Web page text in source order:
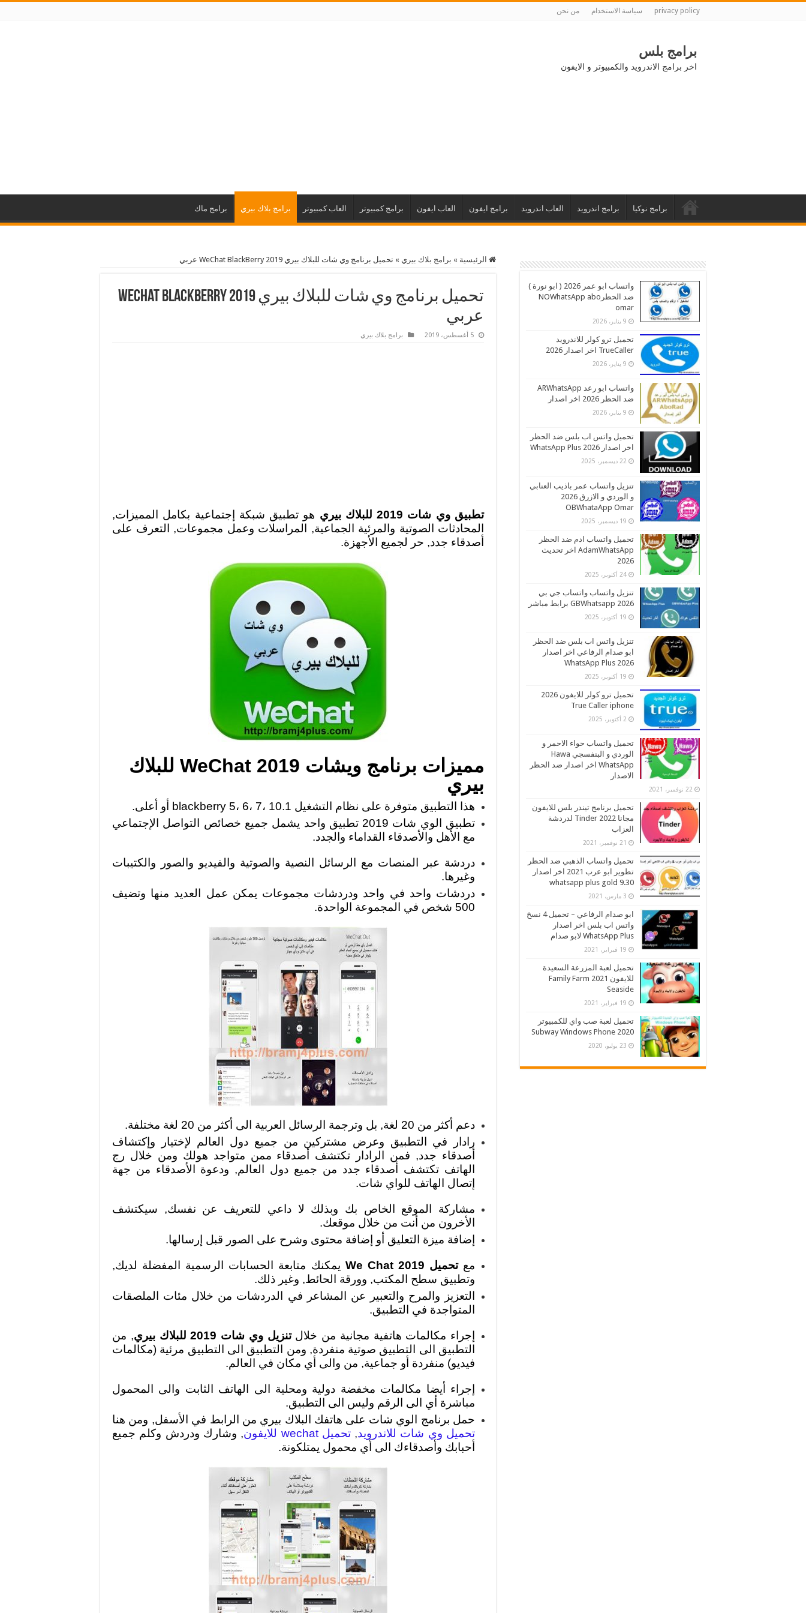
privacy policy سياسة الاستخدام من نحن
برامج بلس
اخر برامج الاندرويد والكمبيوتر و الايفون
برامج نوكيا برامج اندرويد العاب اندرويد برامج ايفون العاب ايفون برامج كمبيوتر العاب كمبيوتر برامج بلاك بيري برامج ماك
الرئيسية » برامج بلاك بيري » تحميل برنامج وي شات للبلاك بيري 2019 WeChat BlackBerry عربي
تحميل برنامج وي شات للبلاك بيري 2019 WeChat BlackBerry
عربي
5 أغسطس، 2019 برامج بلاك بيري
تطبيق وي شات 2019 للبلاك بيري
هو تطبيق شبكة إجتماعية بكامل المميزات,
المحادثات الصوتية والمرئية الجماعية, المراسلات وعمل مجموعات, التعرف على
أصدقاء جدد, حر لجميع الأجهزة.
مميزات برنامج ويشات WeChat 2019 للبلاك
بيري
هذا التطبيق متوفرة على نظام التشغيل blackberry 5، 6، 7، 10.1 أو أعلى.
تطبيق الوي شات 2019 تطبيق واحد يشمل جميع خصائص التواصل الإجتماعي
مع الأهل والأصدقاء القداماء والجدد.
دردشة عبر المنصات مع الرسائل النصية والصوتية والفيديو والصور والكتيبات
وغيرها.
دردشات واحد في واحد ودردشات مجموعات يمكن عمل العديد منها وتضيف
500 شخص في المجموعة الواحدة.
دعم أكثر من 20 لغة, بل وترجمة الرسائل العربية الى أكثر من 20 لغة مختلفة.
رادار في التطبيق وعرض مشتركين من جميع دول العالم لإختيار وإكتشاف
أصدقاء جدد, فمن الرادار تكتشف أصدقاء ممن متواجد هولك ومن خلال رج
الهاتف تكتشف أصدقاء جدد من جميع دول العالم, ودعوة الأصدقاء من جهة
إتصال الهاتف للواي شات.
مشاركة الموقع الخاص بك وبذلك لا داعي للتعريف عن نفسك, سيكتشف
الأخرون من أنت من خلال موقعك.
إضافة ميزة التعليق أو إضافة محتوى وشرح على الصور قبل إرسالها.
معتحميل We Chat 2019
يمكنك متابعة الحسابات الرسمية المفضلة لديك,
وتطبيق سطح المكتب, وورقة الحائط, وغير ذلك.
التعزيز والمرح والتعبير عن المشاعر في الدردشات من خلال مئات الملصقات
المتواجدة في التطبيق.
إجراء مكالمات هاتفية مجانية من خلالتنزيل وي شات 2019 للبلاك بيري
, من
التطبيق الى التطبيق صوتية منفردة, ومن التطبيق الى التطبيق مرئية (مكالمات
فيديو) منفردة أو جماعية, من والى أي مكان في العالم.
إجراء أيضا مكالمات مخفضة دولية ومحلية الى الهاتف الثابت والى المحمول
مباشرة أي الى الرقم وليس الى التطبيق.
حمل برنامج الوي شات على هاتفك البلاك بيري من الرابط في الأسفل, ومن هنا
تحميل وي شات للاندرويد,تحميل wechat للايفون
, وشارك ودردش وكلم جميع
أحبابك وأصدقاءك الى أي محمول يمتلكونة.
واتساب ابو عمر 2026 ( ابو نورة )
ضد الحظرNOWhatsApp abo
omar
9 يناير، 2026
تحميل ترو كولر للاندرويد
TrueCaller اخر اصدار 2026
9 يناير، 2026
واتساب ابو رعد ARWhatsApp
ضد الحظر 2026 اخر اصدار
9 يناير، 2026
تحميل واتس اب بلس ضد الحظر
اخر اصدار 2026 WhatsApp Plus
22 ديسمبر، 2025
تنزيل واتساب عمر باذيب العنابي
و الوردي و الازرق 2026
OBWhataApp Omar
19 ديسمبر، 2025
تحميل واتساب ادم ضد الحظر
AdamWhatsApp اخر تحديث
2026
24 أكتوبر، 2025
تنزيل واتساب واتساب جي بي
2026 GBWhatsapp برابط مباشر
19 أكتوبر، 2025
تنزيل واتس اب بلس ضد الحظر
ابو صدام الرفاعي اخر اصدار
2026 WhatsApp Plus
19 أكتوبر، 2025
تحميل ترو كولر للايفون 2026
True Caller iphone
2 أكتوبر، 2025
تحميل واتساب حواء الاحمر و
الوردي و البنفسجي Hawa
WhatsApp اخر اصدار ضد الحظر
الاصدار
22 نوفمبر، 2021
تحميل برنامج تيندر بلس للايفون
مجانا 2022 Tinder لدردشة
العزاب
21 نوفمبر، 2021
تحميل واتساب الذهبي ضد الحظر
تطوير ابو عرب 2021 اخر اصدار
whatsapp plus gold 9.30
3 مارس، 2021
ابو صدام الرفاعي – تحميل 4 نسخ
واتس اب بلس اخر اصدار
WhatsApp Plus لابو صدام
19 فبراير، 2021
تحميل لعبة المزرعة السعيدة
للايفون 2021 Family Farm
Seaside
19 فبراير، 2021
تحميل لعبة صب واي للكمبيوتر
2020 Subway Windows Phone
23 يوليو، 2020